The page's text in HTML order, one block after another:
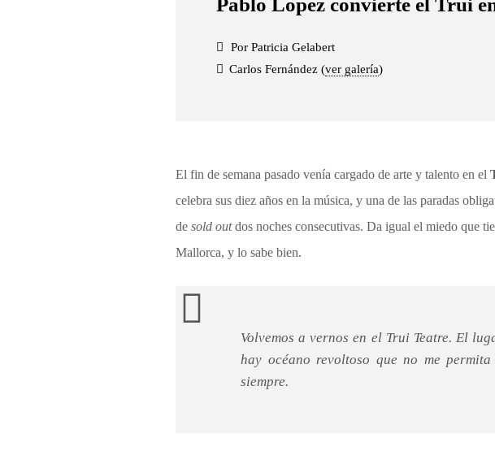
Por Patricia Gelabert
Carlos Fernández (ver galería)
El fin de semana pasado venía cargado de arte y talento en el
celebra sus diez años en la música, y una de las paradas
desold outdos noches consecutivas. Da igual el miedo que
Mallorca, y lo sabe bien.
Volvemos a vernos en el Trui Teatre. El
hay océano revoltoso que no me
siempre.